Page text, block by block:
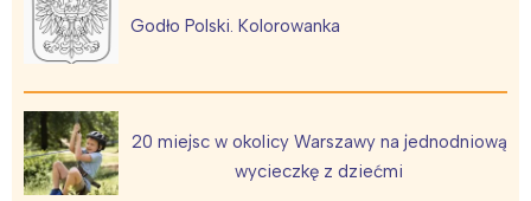
Godło Polski. Kolorowanka
20 miejsc w okolicy Warszawy na jednodniową
wycieczkę z dziećmi